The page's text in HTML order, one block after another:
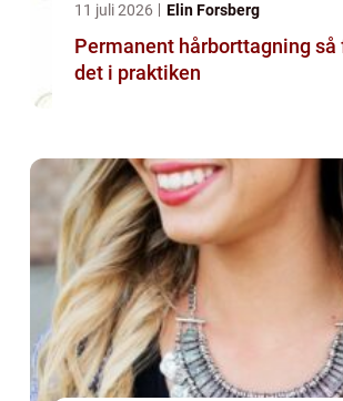
11 juli 2026 Elin Forsberg
Permanent hårborttagning så fungerar
det i praktiken